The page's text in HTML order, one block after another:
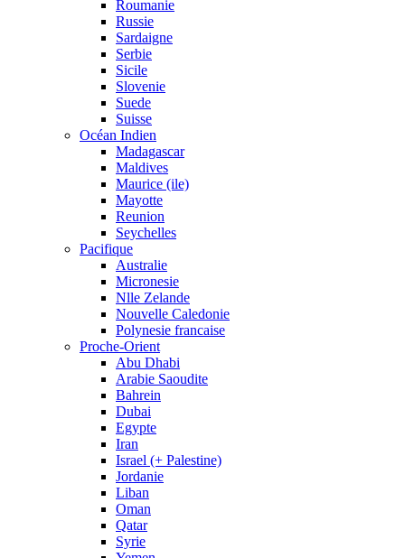
Roumanie
Russie
Sardaigne
Serbie
Sicile
Slovenie
Suede
Suisse
Océan Indien
Madagascar
Maldives
Maurice (ile)
Mayotte
Reunion
Seychelles
Pacifique
Australie
Micronesie
Nlle Zelande
Nouvelle Caledonie
Polynesie francaise
Proche-Orient
Abu Dhabi
Arabie Saoudite
Bahrein
Dubai
Egypte
Iran
Israel (+ Palestine)
Jordanie
Liban
Oman
Qatar
Syrie